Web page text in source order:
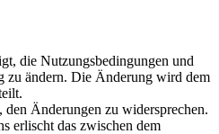
die Nutzungsbedingungen und
zu ändern. Die Änderung wird dem
Änderungen zu widersprechen.
erlischt das zwischen dem